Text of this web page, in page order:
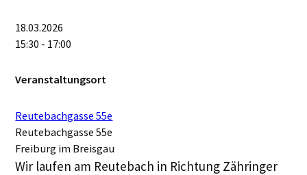
18.03.2026
15:30 - 17:00
Veranstaltungsort
Reutebachgasse 55e
Reutebachgasse 55e
Freiburg im Breisgau
Wir laufen am Reutebach in Richtung Zähringer